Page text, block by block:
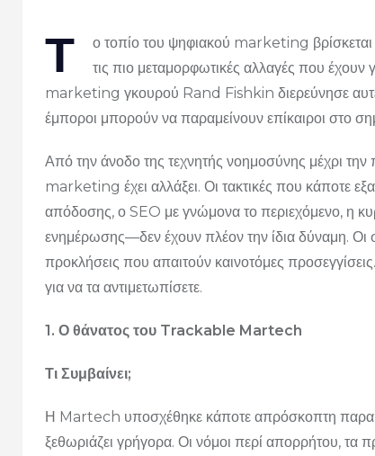
Τ
ο τοπίο του ψηφιακού marketing βρίσκεται
τις πιο μεταμορφωτικές αλλαγές που έχουν
marketing γκουρού Rand Fishkin διερεύνησε
έμποροι μπορούν να παραμείνουν επίκαιροι στο
Από την άνοδο της τεχνητής νοημοσύνης μέχρι
marketing έχει αλλάξει. Οι τακτικές που κάποτε
απόδοσης, ο SEO με γνώμονα το περιεχόμενο, η
ενημέρωσης—δεν έχουν πλέον την ίδια δύναμη. Οι
προκλήσεις που απαιτούν καινοτόμες
για να τα αντιμετωπίσετε.
1. Ο θάνατος του Trackable Martech
Τι Συμβαίνει;
Η Martech υποσχέθηκε κάποτε απρόσκοπτη
ξεθωριάζει γρήγορα. Οι νόμοι περί απορρήτου,